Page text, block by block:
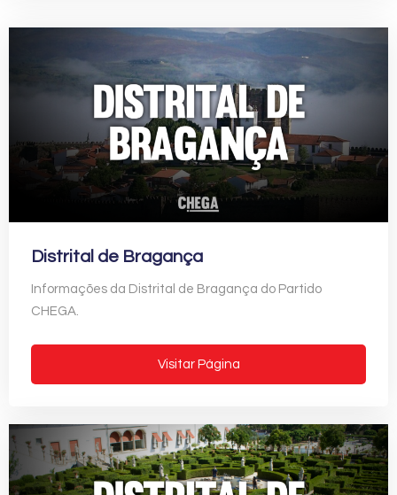
Distrital de Bragança
Informações da Distrital de Bragança do Partido
CHEGA.
Visitar Página